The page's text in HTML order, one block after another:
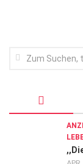
Innovationen
Kampf gegen